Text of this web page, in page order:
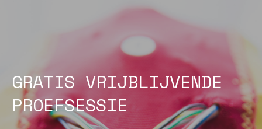
GRATIS VRIJBLIJVENDE
PROEFSESSIE